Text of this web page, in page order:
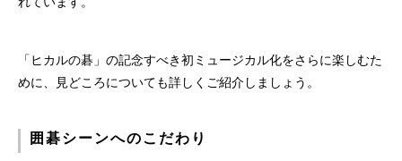
「ヒカルの碁」の記念すべき初ミュージカル化をさらに楽しむた
めに、見どころについても詳しくご紹介しましょう。
囲碁シーンへのこだわり